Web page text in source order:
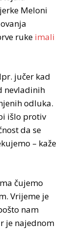
Meloni
ruke imali
jučer kad
nevladinih
odluka.
išlo protiv
da se
– kaže
čujemo
Vrijeme je
nam
je najednom